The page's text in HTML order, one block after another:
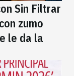
Sin Filtrar
zumo
le da la